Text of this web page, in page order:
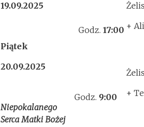
19.09.2025
Piątek
Godz.17:00 +
20.09.2025
Niepokalanego
Serca Matki Bożej
Godz. 9:00
+